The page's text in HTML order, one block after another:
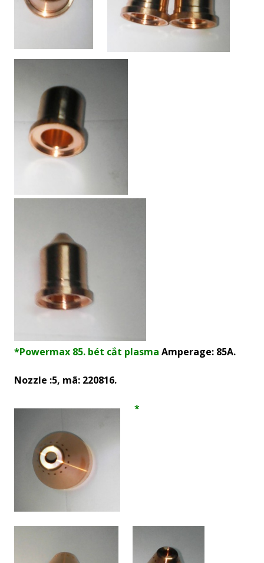
*Powermax 85. bét cắt plasma Amperage: 85A.
Nozzle :5, mã: 220816.
*